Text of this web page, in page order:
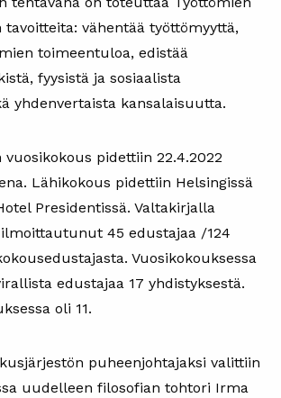
tavoitteita: vähentää työttömyyttä,
toimeentuloa, edistää
fyysistä ja sosiaalista
yhdenvertaista kansalaisuutta.
vuosikokous pidettiin 22.4.2022
Lähikokous pidettiin Helsingissä
Presidentissä. Valtakirjalla
45 edustajaa /124
Vuosikokouksessa
edustajaa 17 yhdistyksestä.
oli 11.
puheenjohtajaksi valittiin
uudelleen filosofian tohtori Irma